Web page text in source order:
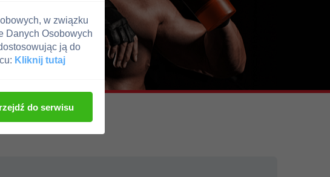
w związku
Danych Osobowych
ją do
Kliknij tutaj
do serwisu